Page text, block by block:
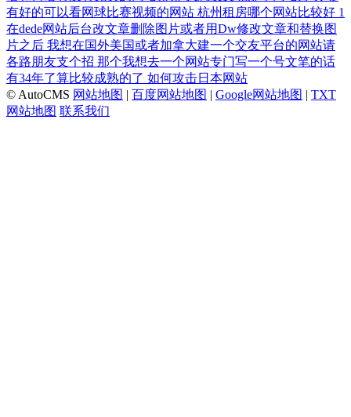
有好的可以看网球比赛视频的网站 杭州租房哪个网站比较好 1
在dede网站后台改文章删除图片或者用Dw修改文章和替换图
片之后 我想在国外美国或者加拿大建一个交友平台的网站请
各路朋友支个招 那个我想去一个网站专门写一个号文笔的话
有34年了算比较成熟的了 如何攻击日本网站
© AutoCMS 网站地图 | 百度网站地图 | Google网站地图 | TXT
网站地图 联系我们